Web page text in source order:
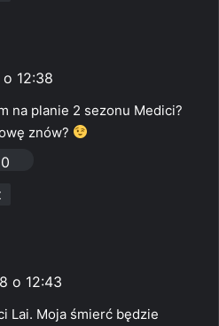
12:38
na planie 2 sezonu Medici?
znów?
0
o 12:43
Lai. Moja śmierć będzie